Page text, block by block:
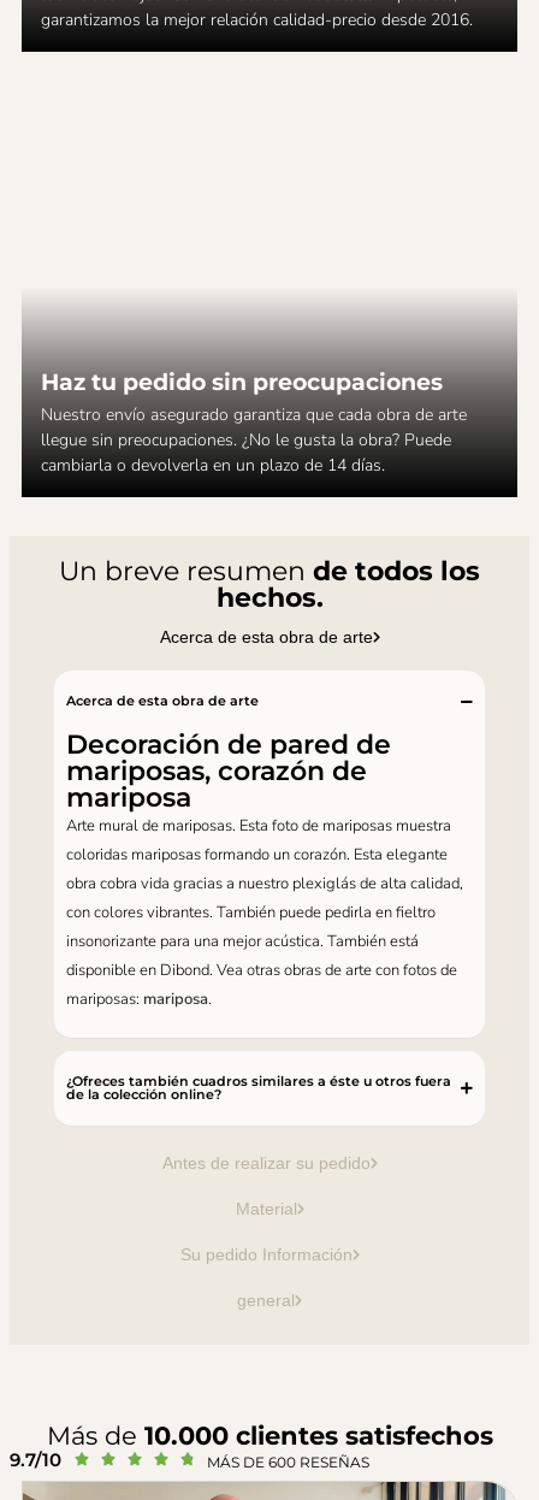
garantizamos la mejor relación calidad-precio desde 2016.
Haz tu pedido sin preocupaciones
Nuestro envío asegurado garantiza que cada obra de arte
llegue sin preocupaciones. ¿No le gusta la obra? Puede
cambiarla o devolverla en un plazo de 14 días.
Un breve resumen de todos los
hechos.
Acerca de esta obra de arte
Antes de realizar su pedido
Material
Su pedido Información
general
Acerca de esta obra de arte
Decoración de pared de
mariposas, corazón de
mariposa
Arte mural de mariposas. Esta foto de mariposas muestra
coloridas mariposas formando un corazón. Esta elegante
obra cobra vida gracias a nuestro plexiglás de alta calidad,
con colores vibrantes. También puede pedirla en fieltro
insonorizante para una mejor acústica. También está
disponible en Dibond. Vea otras obras de arte con fotos de
mariposas: mariposa.
¿Ofreces también cuadros similares a éste u otros fuera
de la colección online?
Más de 10.000 clientes satisfechos
9.7/10      MÁS DE 600 RESEÑAS